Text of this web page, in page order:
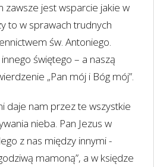
zawsze jest wsparcie jakie w
to w sprawach trudnych
św. Antoniego.
świętego – a naszą
„Pan mój i Bóg mój”.
daje nam przez te wszystkie
nieba. Pan Jezus w
z nas między innymi -
mamoną”, a w księdze